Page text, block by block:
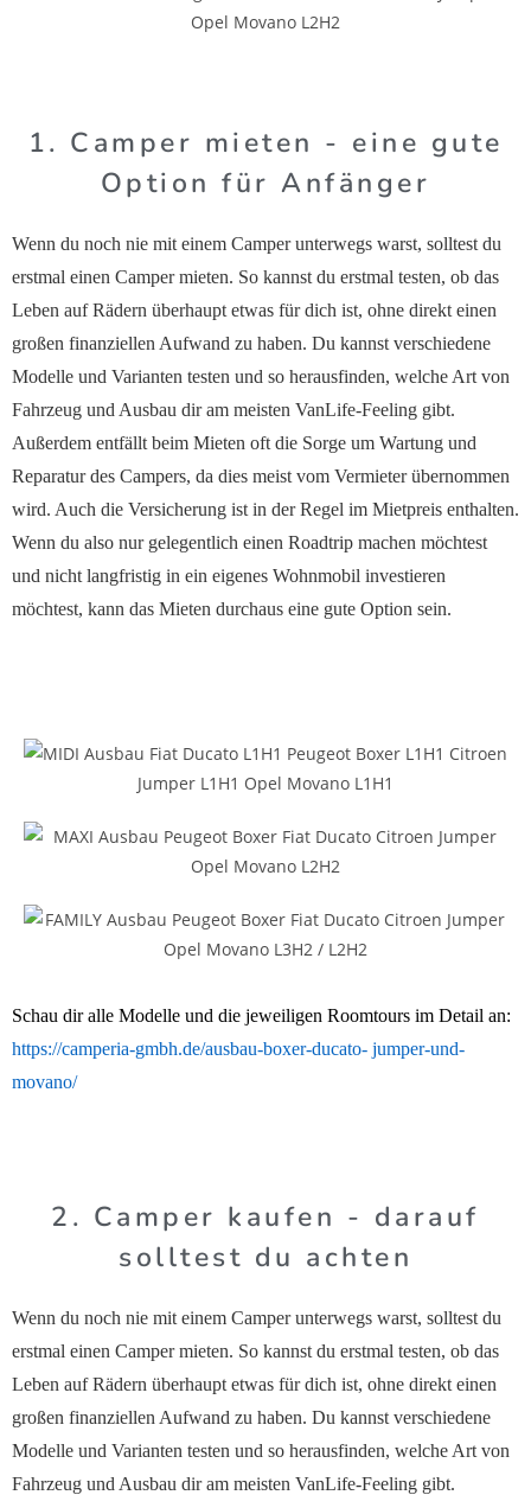
1. Camper mieten - eine gute
Option für Anfänger
Wenn du noch nie mit einem Camper unterwegs warst, solltest du
erstmal einen Camper mieten. So kannst du erstmal testen, ob das
Leben auf Rädern überhaupt etwas für dich ist, ohne direkt einen
großen finanziellen Aufwand zu haben. Du kannst verschiedene
Modelle und Varianten testen und so herausfinden, welche Art von
Fahrzeug und Ausbau dir am meisten VanLife-Feeling gibt.
Außerdem entfällt beim Mieten oft die Sorge um Wartung und
Reparatur des Campers, da dies meist vom Vermieter übernommen
wird. Auch die Versicherung ist in der Regel im Mietpreis enthalten.
Wenn du also nur gelegentlich einen Roadtrip machen möchtest
und nicht langfristig in ein eigenes Wohnmobil investieren
möchtest, kann das Mieten durchaus eine gute Option sein.
Schau dir alle Modelle und die jeweiligen Roomtours im Detail an:
https://camperia-gmbh.de/ausbau-boxer-ducato- jumper-und-
movano/
2. Camper kaufen - darauf
solltest du achten
Wenn du noch nie mit einem Camper unterwegs warst, solltest du
erstmal einen Camper mieten. So kannst du erstmal testen, ob das
Leben auf Rädern überhaupt etwas für dich ist, ohne direkt einen
großen finanziellen Aufwand zu haben. Du kannst verschiedene
Modelle und Varianten testen und so herausfinden, welche Art von
Fahrzeug und Ausbau dir am meisten VanLife-Feeling gibt.